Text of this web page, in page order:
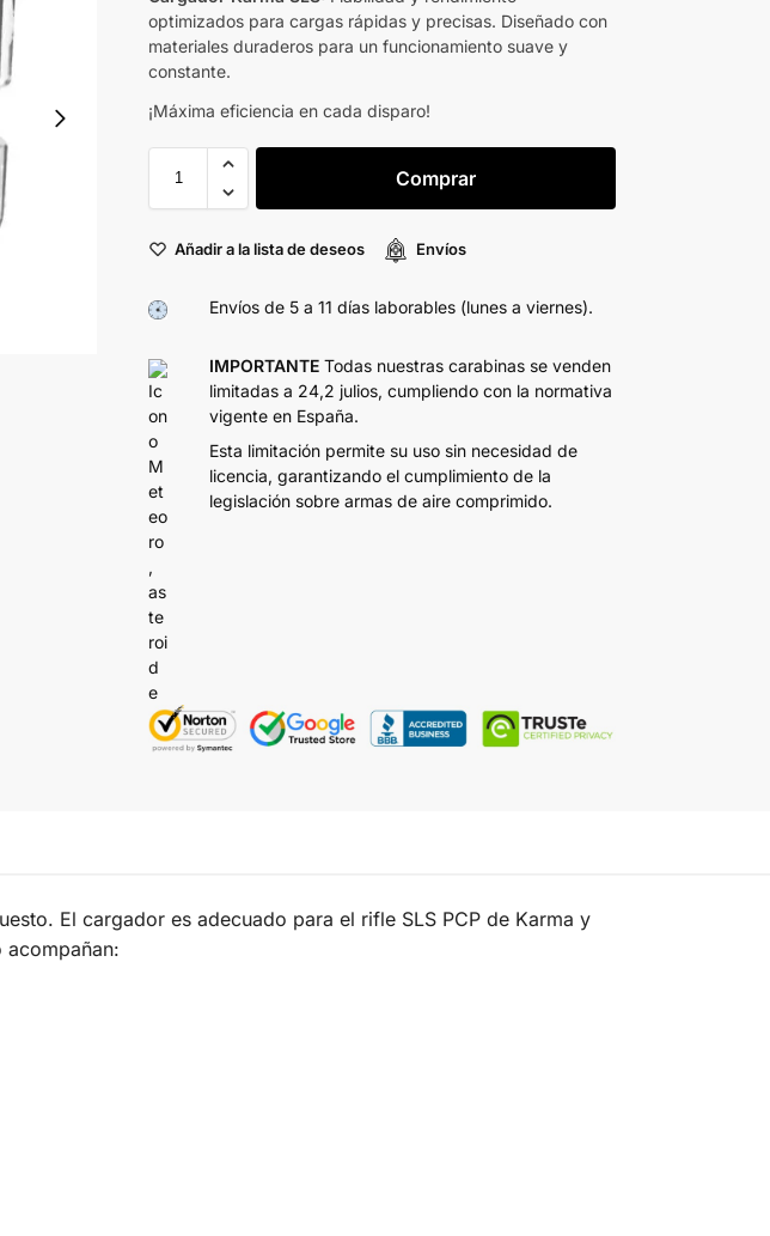
optimizados para cargas rápidas y precisas. Diseñado con
materiales duraderos para un funcionamiento suave y
constante.
¡Máxima eficiencia en cada disparo!
Comprar
Añadir a la lista de deseos Envíos
Envíos de 5 a 11 días laborables (lunes a viernes).
IMPORTANTE Todas nuestras carabinas se venden
limitadas a 24,2 julios, cumpliendo con la normativa
vigente en España.
Esta limitación permite su uso sin necesidad de
licencia, garantizando el cumplimiento de la
legislación sobre armas de aire comprimido.
El cargador es adecuado para el rifle SLS PCP de Karma y